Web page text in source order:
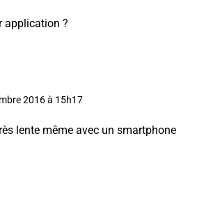
application ?
2016 à 15h17
lente même avec un smartphone